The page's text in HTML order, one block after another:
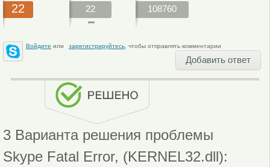
22 22 108760
Войдите или зарегистрируйтесь, чтобы отправлять комментарии
Добавить ответ
3 Варианта решения проблемы
Skype Fatal Error, (KERNEL32.dll):